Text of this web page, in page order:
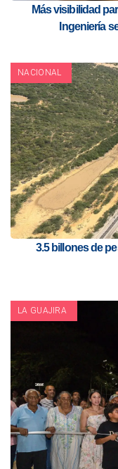
Más visibilidad
Ingeniería
NACIONAL
3.5 billones de
LA GUAJIRA